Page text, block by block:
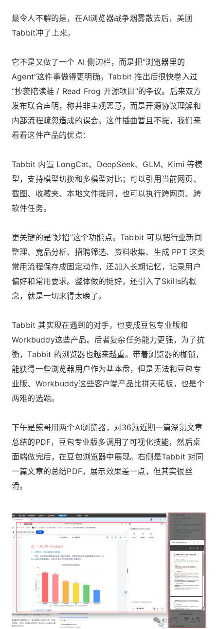
最令人不解的是，在AI浏览器战争烟雾散去后，美团
Tabbit冲了上来。
它不是又做了一个 AI 侧边栏，而是把“浏览器里的
Agent”这件事做得更明确。Tabbit 推出后很快卷入过
“抄袭陪读蛙 / Read Frog 开源项目”的争议。后来双方
发布联合声明，称并非主观恶意，而是开源协议理解和
内部流程疏忽造成的误会。这件插曲暂且不提，我们来
看看这件产品的优点：
Tabbit 内置 LongCat、DeepSeek、GLM、Kimi 等模
型，支持模型切换和多模型对比；可以引用当前网页、
截图、收藏夹、本地文件提问，也可以执行跨网页、跨
软件任务。
更关键的是“妙招”这个功能点。Tabbit 可以把行业新闻
整理、竞品分析、招聘筛选、资料收集、生成 PPT 这类
常用流程保存成固定动作，还加入长期记忆，记录用户
偏好和常用要求。整体做的挺好，还引入了Skills的概
念，就是一切来得太晚了。
Tabbit 其实现在遇到的对手，也变成豆包专业版和
Workbuddy这些产品。后者复杂任务能力更强，为了抗
衡，Tabbit 的浏览器也越来越重。带着浏览器的枷锁，
能获得一些浏览器用户作为基本盘，但是无法和豆包专
业版、Workbuddy这些客户端产品比拼天花板，也是个
两难的选题。
下午是鲸哥用两个AI浏览器，对36氪近期一篇深氪文章
总结的PDF，豆包专业版多调用了可视化技能，然后桌
面端做完后，在豆包浏览器中展现。右侧是Tabbit 对同
一篇文章的总结PDF，展示效果差一点，但其实很丝
滑。